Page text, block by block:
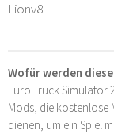
Lionv8
Wofür werden
Euro Truck Simulator
Mods, die
dienen, um ein Spiel